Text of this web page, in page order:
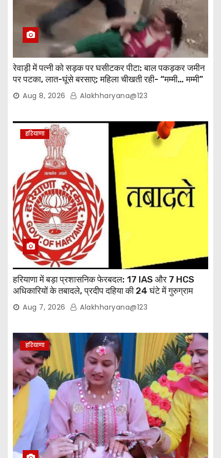
g
a
t
i
o
रेवाड़ी में पत्नी को सड़क पर घसीटकर पीटा: बाल पकड़कर जमीन
पर पटका, लात-घूंसे बरसाए; महिला चीखती रही- “मम्मी… मम्मी”
Aug 8, 2026 Alakhharyana@123
हरियाणा
हरियाणा में बड़ा प्रशासनिक फेरबदल: 17 IAS और 7 HCS
अधिकारियों के तबादले, प्रदीप दहिया की 24 घंटे में गुरुग्राम
वापसीAug 7, 2026 Alakhharyana@123
हरियाणा